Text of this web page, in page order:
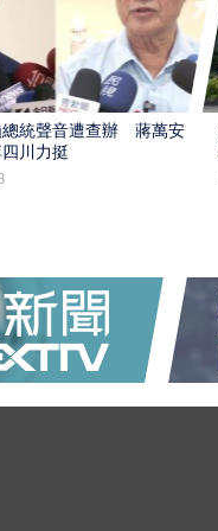
統聲音遭查辦 蔣萬安態
川力挺